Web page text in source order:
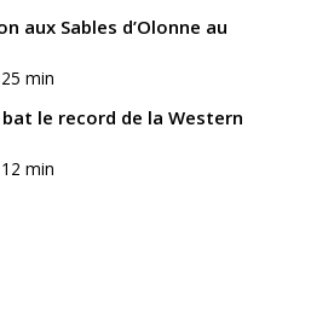
aux Sables d’Olonne au
min
le record de la Western
min